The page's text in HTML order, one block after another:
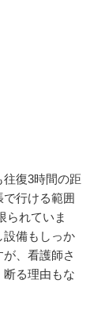
復3時間の距
行ける範囲
られていま
設備もしっか
、看護師さ
断る理由もな